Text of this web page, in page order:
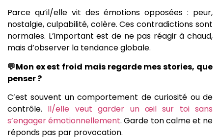
Parce qu’il/elle vit des émotions opposées : peur,
nostalgie, culpabilité, colère. Ces contradictions sont
normales. L’important est de ne pas réagir à chaud,
mais d’observer la tendance globale.
💬Mon ex est froid mais regarde mes stories, que
penser ?
C’est souvent un comportement de curiosité ou de
contrôle. Il/elle veut garder un œil sur toi sans
s’engager émotionnellement. Garde ton calme et ne
réponds pas par provocation.